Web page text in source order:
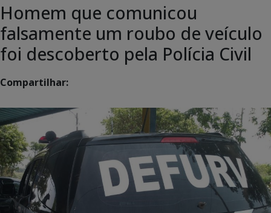
Homem que comunicou
falsamente um roubo de veículo
foi descoberto pela Polícia Civil
Compartilhar: